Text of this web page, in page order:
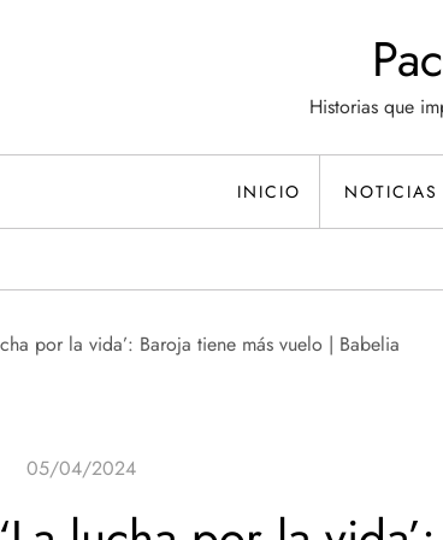
Historias que
INICIO NOTICIAS